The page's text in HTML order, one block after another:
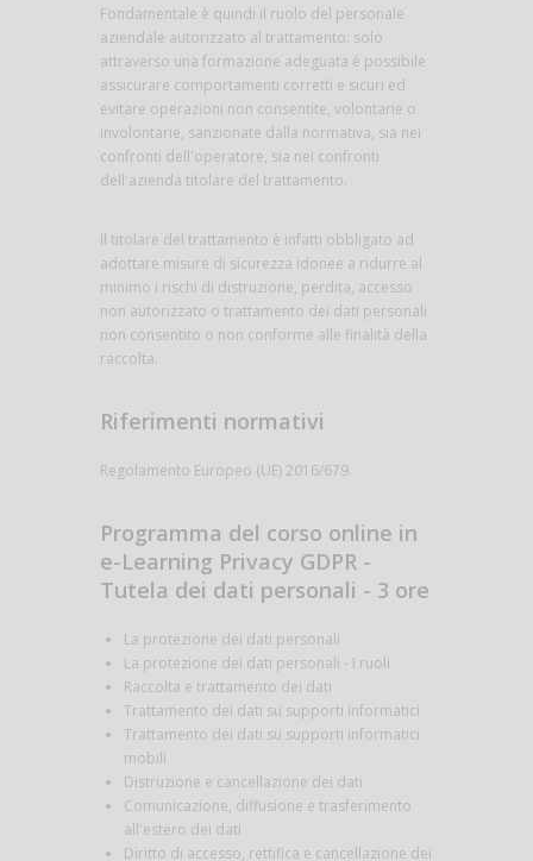
Fondamentale è quindi il ruolo del personale
aziendale autorizzato al trattamento: solo
attraverso una formazione adeguata è possibile
assicurare comportamenti corretti e sicuri ed
evitare operazioni non consentite, volontarie o
involontarie, sanzionate dalla normativa, sia nei
confronti dell'operatore, sia nei confronti
dell'azienda titolare del trattamento.
Il titolare del trattamento è infatti obbligato ad
adottare misure di sicurezza idonee a ridurre al
minimo i rischi di distruzione, perdita, accesso
non autorizzato o trattamento dei dati personali
non consentito o non conforme alle finalità della
raccolta.
Riferimenti normativi
Regolamento Europeo (UE) 2016/679.
Programma del corso online in
e-Learning Privacy GDPR -
Tutela dei dati personali - 3 ore
La protezione dei dati personali
La protezione dei dati personali - I ruoli
Raccolta e trattamento dei dati
Trattamento dei dati su supporti informatici
Trattamento dei dati su supporti informatici
mobili
Distruzione e cancellazione dei dati
Comunicazione, diffusione e trasferimento
all'estero dei dati
Diritto di accesso, rettifica e cancellazione dei